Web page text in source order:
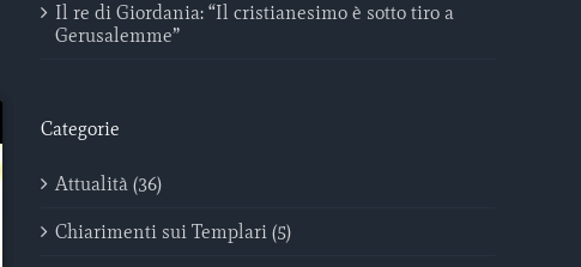
Il re di Giordania: “Il cristianesimo è sotto tiro a
Gerusalemme”
Categorie
Attualità (36)
Chiarimenti sui Templari (5)